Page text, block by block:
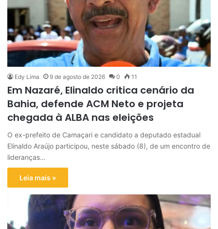
Edy Lima 9 de agosto de 2026 0 11
Em Nazaré, Elinaldo critica cenário da
Bahia, defende ACM Neto e projeta
chegada à ALBA nas eleições
O ex-prefeito de Camaçari e candidato a deputado estadual
Elinaldo Araújo participou, neste sábado (8), de um encontro de
lideranças…
Leia mais »